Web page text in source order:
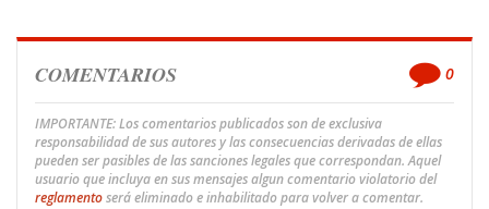
COMENTARIOS 0
IMPORTANTE: Los comentarios publicados son de exclusiva
responsabilidad de sus autores y las consecuencias derivadas de ellas
pueden ser pasibles de las sanciones legales que correspondan. Aquel
usuario que incluya en sus mensajes algun comentario violatorio del
reglamentoserá eliminado e inhabilitado para volver a comentar.